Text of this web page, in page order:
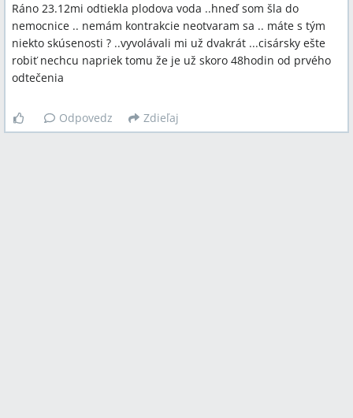
Ráno 23.12mi odtiekla plodova voda ..hneď som šla do
nemocnice .. nemám kontrakcie neotvaram sa .. máte s tým
niekto skúsenosti ? ..vyvolávali mi už dvakrát ...cisársky ešte
robiť nechcu napriek tomu že je už skoro 48hodin od prvého
odtečenia
Odpovedz Zdieľaj